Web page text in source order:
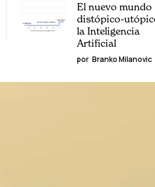
El nuevo mundo
distópico-
la Inteligencia
Artificial
por Branko Milanovic